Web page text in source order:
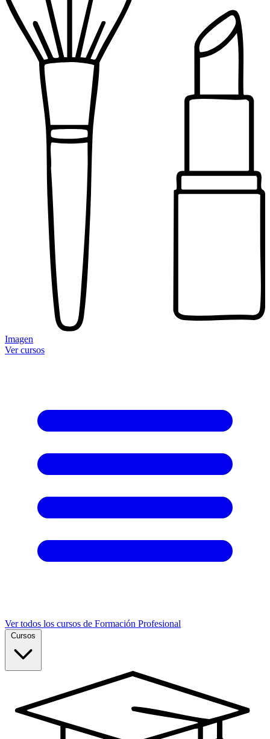
Imagen
Ver cursos
Ver todos los cursos de Formación Profesional
Cursos